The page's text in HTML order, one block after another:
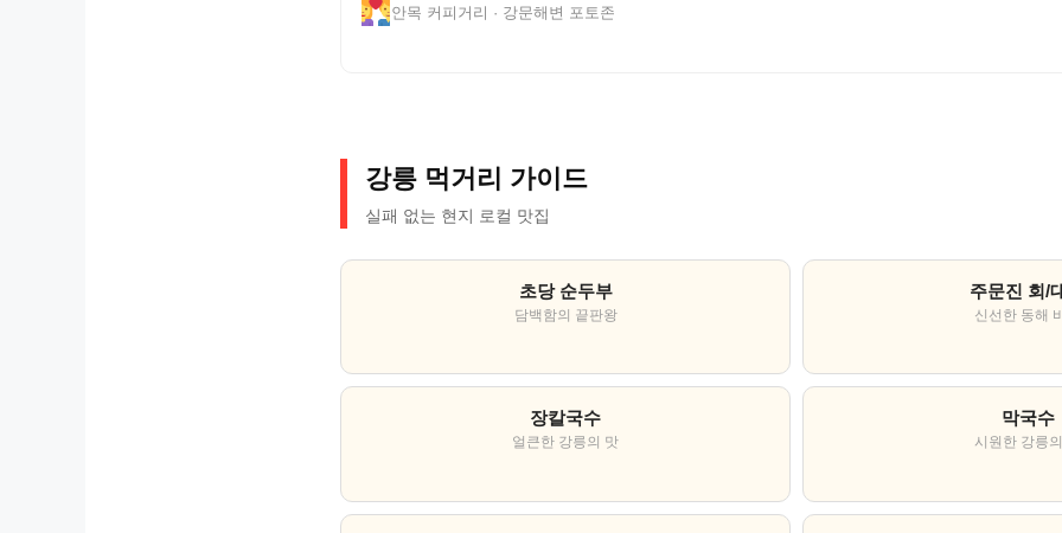
안목 커피거리 · 강문해변 포토존
강릉 먹거리 가이드
실패 없는 현지 로컬 맛집
초당 순두부
담백함의 끝판왕
주문진 회/
신선한 동해
장칼국수
얼큰한 강릉의 맛
막국수
시원한 강릉